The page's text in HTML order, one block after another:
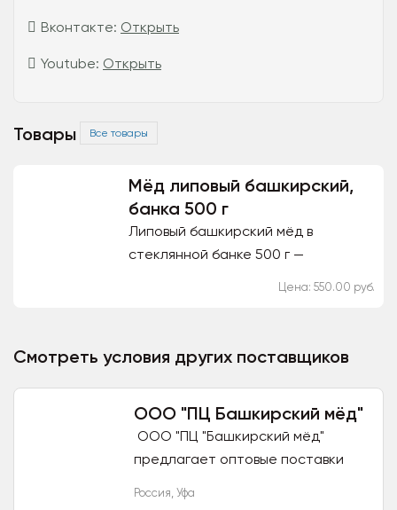
Вконтакте: Открыть
Youtube: Открыть
Товары Все товары
Мёд липовый башкирский,
банка 500 г
Липовый башкирский мёд в
стеклянной банке 500 г —
Цена: 550.00 руб.
Смотреть условия других поставщиков
ООО "ПЦ Башкирский мёд"
ООО "ПЦ "Башкирский мёд"
предлагает оптовые поставки
Башкортостана в оригинальной
Россия, Уфа